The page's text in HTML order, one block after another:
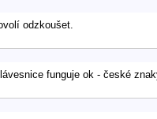
odzkoušet.
funguje ok - české